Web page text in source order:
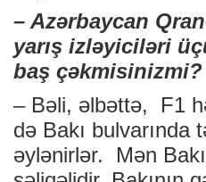
– Azərbaycan
yarış izləyiciləri
baş çəkmisinizmi?
– Bəli, əlbəttə, F1
də Bakı
əylənirlər. Mən